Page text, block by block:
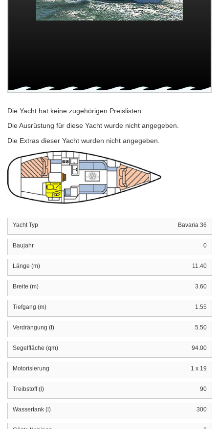
Die Yacht hat keine zugehörigen Preislisten.
Die Ausrüstung für diese Yacht wurde nicht angegeben.
Die Extras dieser Yacht wurden nicht angegeben.
Yacht Typ Bavaria 36
Baujahr 0
Länge (m) 11.40
Breite (m) 3.60
Tiefgang (m) 1.55
Verdrängung (t) 5.50
Segelfläche (qm) 94.00
Motorisierung 1 x 19
Treibstoff (l) 90
Wassertank (l) 300